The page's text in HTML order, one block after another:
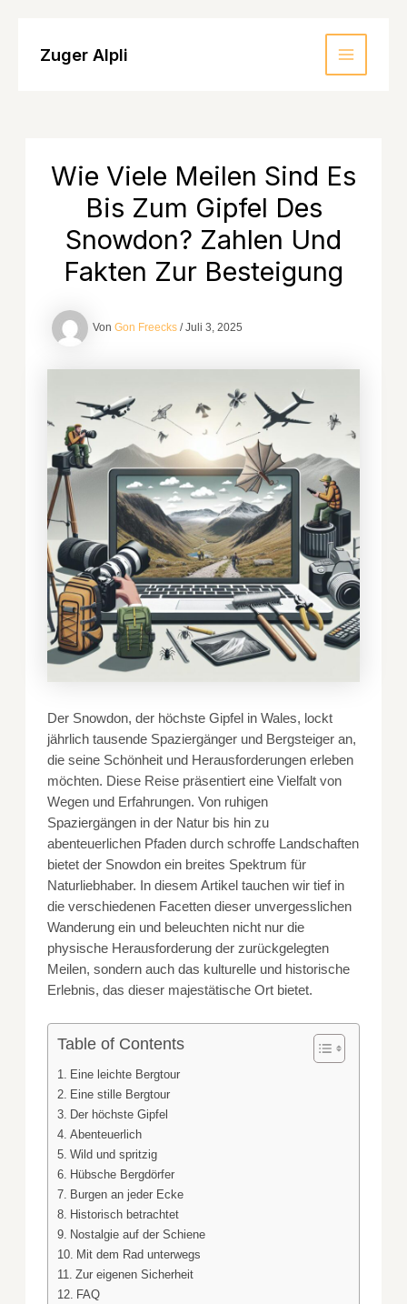
Inhalt
springen
Zuger Alpli
MAIN
Wie Viele Meilen Sind Es
Bis Zum Gipfel Des
Snowdon? Zahlen Und
Fakten Zur Besteigung
Von Gon Freecks /Juli 3, 2025
Der Snowdon, der höchste Gipfel in Wales, lockt
jährlich tausende Spaziergänger und Bergsteiger an,
die seine Schönheit und Herausforderungen erleben
möchten. Diese Reise präsentiert eine Vielfalt von
Wegen und Erfahrungen. Von ruhigen
Spaziergängen in der Natur bis hin zu
abenteuerlichen Pfaden durch schroffe Landschaften
bietet der Snowdon ein breites Spektrum für
Naturliebhaber. In diesem Artikel tauchen wir tief in
die verschiedenen Facetten dieser unvergesslichen
Wanderung ein und beleuchten nicht nur die
physische Herausforderung der zurückgelegten
Meilen, sondern auch das kulturelle und historische
Erlebnis, das dieser majestätische Ort bietet.
Table of Contents
Eine leichte Bergtour
Eine stille Bergtour
Der höchste Gipfel
Abenteuerlich
Wild und spritzig
Hübsche Bergdörfer
Burgen an jeder Ecke
Historisch betrachtet
Nostalgie auf der Schiene
Mit dem Rad unterwegs
Zur eigenen Sicherheit
FAQ